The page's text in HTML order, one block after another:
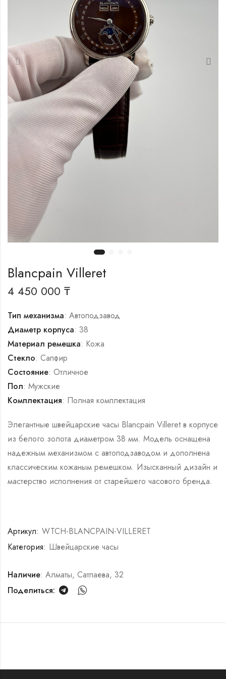
Blancpain Villeret
4 450 000 ₸
Тип механизма: Автоподзавод
Диаметр корпуса: 38
Материал ремешка: Кожа
Стекло: Сапфир
Состояние: Отличное
Пол: Мужские
Комплектация: Полная комплектация
Элегантные швейцарские часы Blancpain Villeret в корпусе
из белого золота диаметром 38 мм. Модель оснащена
надежным механизмом с автоподзаводом и дополнена
классическим кожаным ремешком. Изысканный дизайн и
мастерство исполнения от старейшего часового бренда.
Артикул: WTCH-BLANCPAIN-VILLERET
Категория: Швейцарские часы
Наличие: Алматы, Сатпаева, 32
Поделиться: